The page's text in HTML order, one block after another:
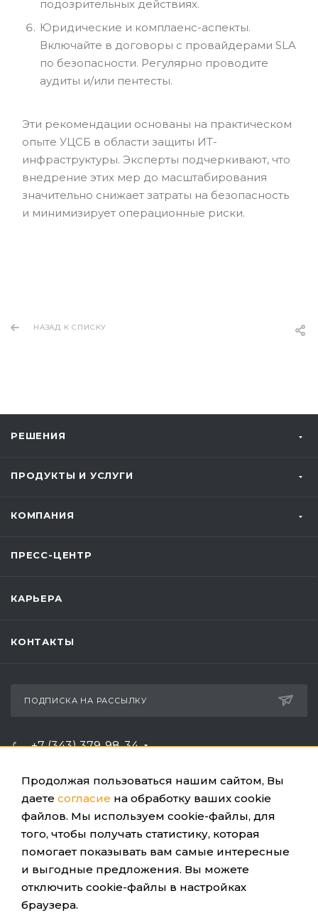
подозрительных действиях.
Юридические и комплаенс-аспекты.
Включайте в договоры с провайдерами SLA
по безопасности. Регулярно проводите
аудиты и/или пентесты.
Эти рекомендации основаны на практическом
опыте УЦСБ в области защиты ИТ-
инфраструктуры. Эксперты подчеркивают, что
внедрение этих мер до масштабирования
значительно снижает затраты на безопасность
и минимизирует операционные риски.
НАЗАД К СПИСКУ
РЕШЕНИЯ
ПРОДУКТЫ И УСЛУГИ
КОМПАНИЯ
ПРЕСС-ЦЕНТР
КАРЬЕРА
КОНТАКТЫ
ПОДПИСКА НА РАССЫЛКУ
+7 (343) 379-98-34
info@ussc.ru
Россия, 620100, г. Екатеринбург, ул. Ткачей, 6
Продолжая пользоваться нашим сайтом, Вы
даете согласие на обработку ваших cookie
файлов. Мы используем cookie-файлы, для
того, чтобы получать статистику, которая
помогает показывать вам самые интересные
и выгодные предложения. Вы можете
отключить cookie-файлы в настройках
браузера.